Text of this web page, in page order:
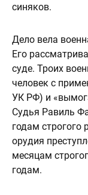
синяков.
Дело вела
Его
суде. Троих
человек с
УК РФ) и
Судья Равиль
годам
орудия
месяцам
годам.